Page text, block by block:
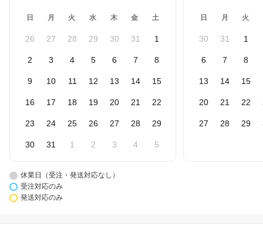
日 月 火 水 木 金 土
26 27 28 29 30 31 1
2 3 4 5 6 7 8
9 10 11 12 13 14 15
16 17 18 19 20 21 22
23 24 25 26 27 28 29
30 31 1 2 3 4 5
日 月 火
30 31 1
6 7 8
13 14 15
20 21 22
27 28 29
休業日（受注・発送対応なし）
受注対応のみ
発送対応のみ